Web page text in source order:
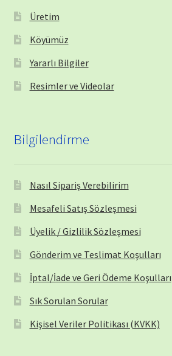
Üretim
Köyümüz
Yararlı Bilgiler
Resimler ve Videolar
Bilgilendirme
Nasıl Sipariş Verebilirim
Mesafeli Satış Sözleşmesi
Üyelik / Gizlilik Sözleşmesi
Gönderim ve Teslimat Koşulları
İptal/İade ve Geri Ödeme Koşulları
Sık Sorulan Sorular
Kişisel Veriler Politikası (KVKK)